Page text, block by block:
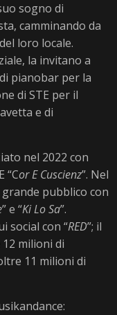
sogno di
camminando da
loro locale.
la invitano a
pianobar per la
di STE per il
e di
nel 2022 con
“Cor E Cuscienz”. Nel
grande pubblico con
” e “Ki Lo Sa”.
social con “RED”; il
milioni di
11 milioni di